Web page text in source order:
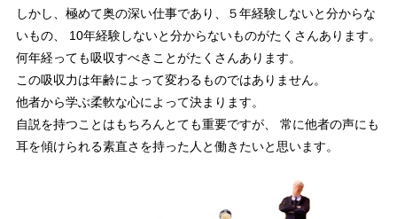
しかし、極めて奥の深い仕事であり、５年経験しないと分からな
いもの、
10年経験しないと分からないものがたくさんあります。
何年経っても吸収すべきことがたくさんあります。
この吸収力は年齢によって変わるものではありません。
他者から学ぶ柔軟な心によって決まります。
自説を持つことはもちろんとても重要ですが、
常に他者の声にも
耳を傾けられる素直さを持った人と働きたいと思います。